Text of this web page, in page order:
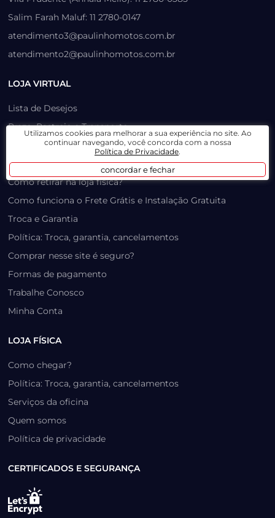
Salim Farah Maluf: 11 2780-0147
atendimento3@paulinhomotos.com.br
atendimento2@paulinhomotos.com.br
LOJA VIRTUAL
Lista de Desejos
Prazo, Rastreio e Transporte
Dúvidas Frequentes / Produtos Outlet
Como recuperar sua senha
Como retirar na loja física?
Como funciona o Frete Grátis e Instalação Gratuita
Troca e Garantia
Política: Troca, garantia, cancelamentos
Comprar nesse site é seguro?
Formas de pagamento
Trabalhe Conosco
Minha Conta
LOJA FÍSICA
Como chegar?
Política: Troca, garantia, cancelamentos
Serviços da oficina
Quem somos
Política de privacidade
CERTIFICADOS E SEGURANÇA
Utilizamos cookies para melhorar a sua experiência no site. Ao
continuar navegando, você concorda com a nossa
Política de Privacidade.
concordar e fechar